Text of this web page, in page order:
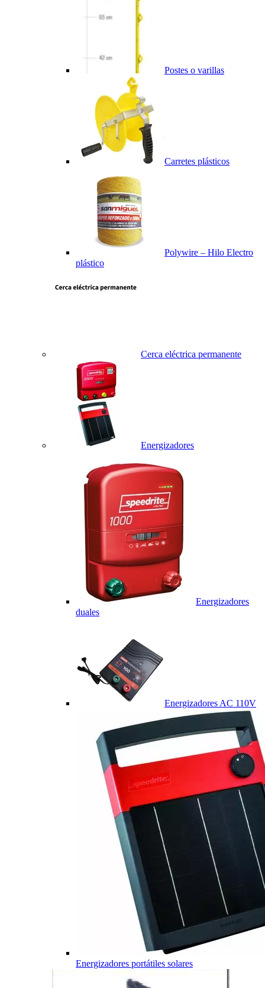
Postes o varillas
Carretes plásticos
Polywire – Hilo Electro
plástico
Cerca eléctrica permanente
Energizadores
Energizadores
duales
Energizadores AC 110V
Energizadores portátiles solares